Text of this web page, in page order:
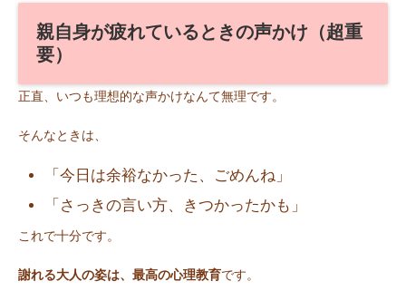
親自身が疲れているときの声かけ（超重
要）
正直、いつも理想的な声かけなんて無理です。
そんなときは、
「今日は余裕なかった、ごめんね」
「さっきの言い方、きつかったかも」
これで十分です。
謝れる大人の姿は、最高の心理教育です。